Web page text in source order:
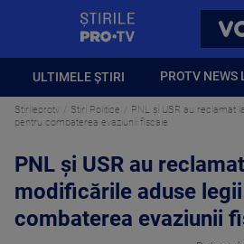
ULTIMELE ȘTIRI PROTV NEWS
Stirileprotv Stiri Politice
PNL și USR au reclamat
pentru combaterea evaziunii fiscale
PNL și USR au
modificările aduse
combaterea evaziunii